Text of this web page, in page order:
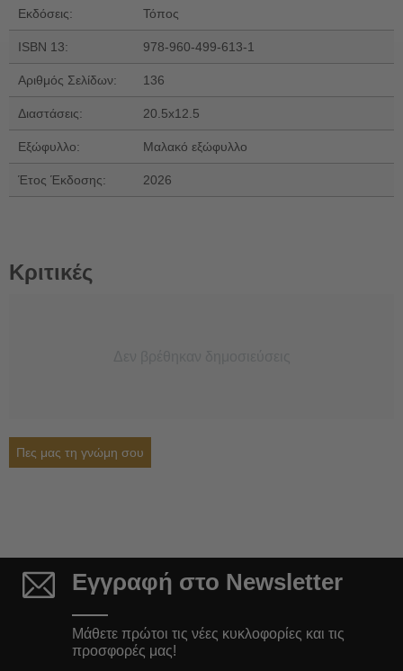
Εκδόσεις: Τόπος
ISBN 13: 978-960-499-613-1
Αριθμός Σελίδων: 136
Διαστάσεις: 20.5x12.5
Εξώφυλλο: Μαλακό εξώφυλλο
Έτος Έκδοσης: 2026
Κριτικές
Πες μας τη γνώμη σου
Εγγραφή στο Newsletter
Μάθετε πρώτοι τις νέες κυκλοφορίες και τις
προσφορές μας!